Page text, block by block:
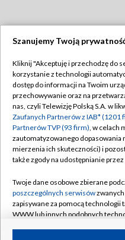
Abonament TVP
Emisja w TVP
Centrum informacji TVP
Naziemna Telewizja
Rada Programowa
System NOS
Informacje o nadawcy
Szanujemy Twoją
Kliknij "Akceptuję i przechodzę do
korzystanie z technologii
dostęp do informacji na Twoim
przechowywanie oraz na
nas, czyli Telewizję Polską S.A. w
Zaufanych Partnerów z IAB* (1201
Partnerów TVP (93 firm), w celach
zautomatyzowanego
mierzenia ich skuteczności) i
także zgody na udostępnianie
Twoje dane osobowe zbierane
poszczególnych serwisów
zapisywane za pomocą technologii
WWW lub innych podobnych